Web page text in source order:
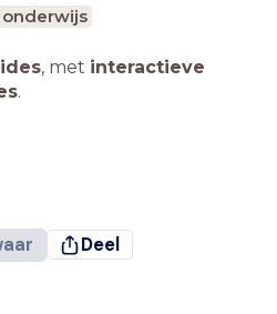
, met interactieve
.
Deel